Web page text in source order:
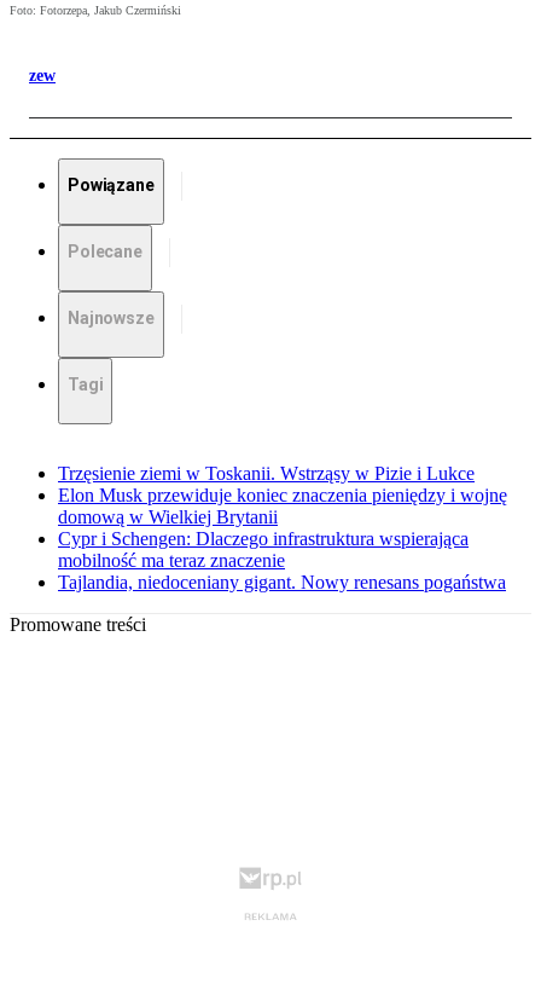
Foto: Fotorzepa, Jakub Czermiński
zew
Powiązane
Polecane
Najnowsze
Tagi
Trzęsienie ziemi w Toskanii. Wstrząsy w Pizie i Lukce
Elon Musk przewiduje koniec znaczenia pieniędzy i wojnę
domową w Wielkiej Brytanii
Cypr i Schengen: Dlaczego infrastruktura wspierająca
mobilność ma teraz znaczenie
Tajlandia, niedoceniany gigant. Nowy renesans pogaństwa
Promowane treści